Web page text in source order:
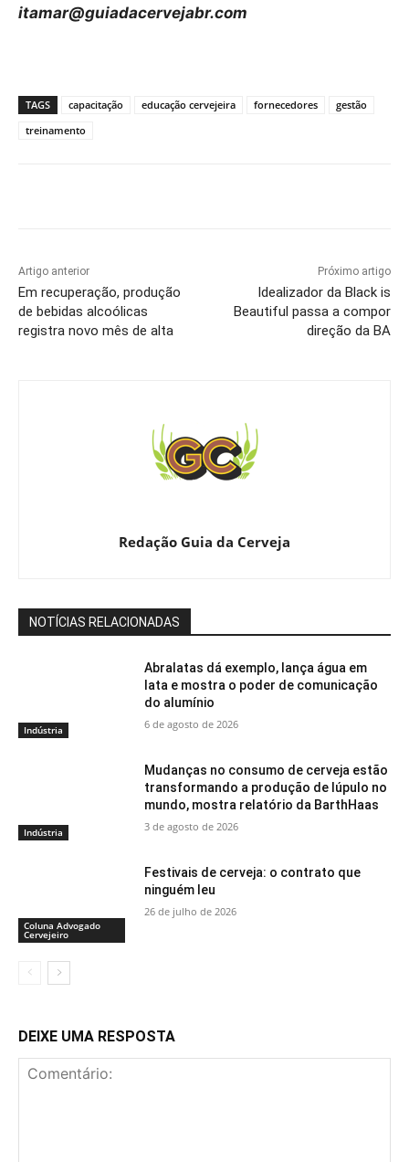
itamar@guiadacervejabr.com
TAGS capacitação educação cervejeira fornecedores
gestão
treinamento
Artigo anterior
Em recuperação, produção
de bebidas alcoólicas
registra novo mês de alta
Próximo artigo
Idealizador da Black is
Beautiful passa a compor
direção da BA
Redação Guia da Cerveja
NOTÍCIAS RELACIONADAS
Indústria
Abralatas dá exemplo, lança água em
lata e mostra o poder de comunicação
do alumínio
6 de agosto de 2026
Indústria
Mudanças no consumo de cerveja estão
transformando a produção de lúpulo no
mundo, mostra relatório da BarthHaas
3 de agosto de 2026
Coluna Advogado
Cervejeiro
Festivais de cerveja: o contrato que
ninguém leu
26 de julho de 2026
DEIXE UMA RESPOSTA